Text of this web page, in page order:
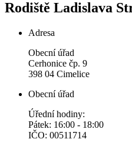
Rodiště Ladislava
Adresa
Obecní úřad
Cerhonice čp. 9
398 04 Cimelice
Obecní úřad
Úřední hodiny:
Pátek: 16:00 - 18:00
IČO: 00511714